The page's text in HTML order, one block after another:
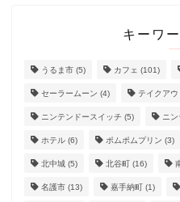
キーワ
うるま市 (5) カフェ (101)
セーラームーン (4) テイクアウ
ニンテンドースイッチ (5) ニ
ホテル (6) ポムポムプリン (3)
北中城 (5) 北谷町 (16)
名護市 (13) 嘉手納町 (1)